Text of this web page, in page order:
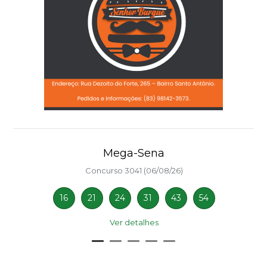
Mega-Sena
Concurso 3041 (06/08/26)
16 21 24 31 43 54
Ver detalhes